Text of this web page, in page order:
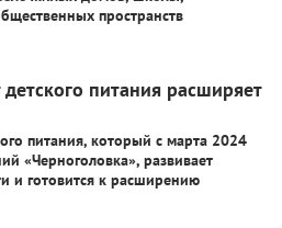
пространств
питания расширяет
питания, который с марта 2024
«Черноголовка», развивает
и готовится к расширению